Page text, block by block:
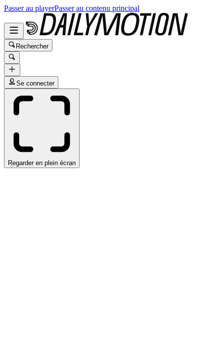
Passer au playerPasser au contenu principal
Rechercher
Se connecter
Regarder en plein écran